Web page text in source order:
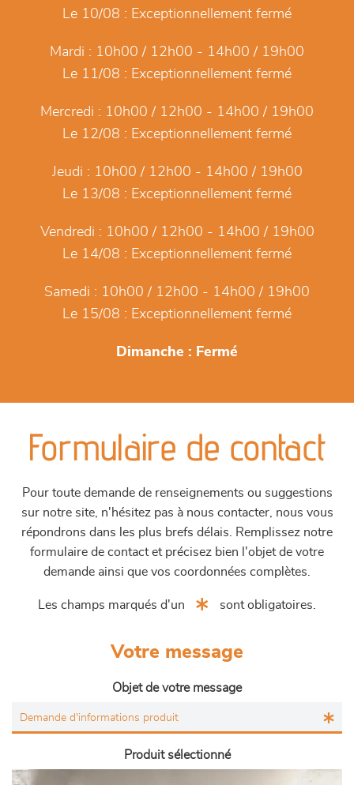
Le 10/08 : Exceptionnellement fermé
Mardi : 10h00 / 12h00 - 14h00 / 19h00
Le 11/08 : Exceptionnellement fermé
Mercredi : 10h00 / 12h00 - 14h00 / 19h00
Le 12/08 : Exceptionnellement fermé
Jeudi : 10h00 / 12h00 - 14h00 / 19h00
Le 13/08 : Exceptionnellement fermé
Vendredi : 10h00 / 12h00 - 14h00 / 19h00
Le 14/08 : Exceptionnellement fermé
Samedi : 10h00 / 12h00 - 14h00 / 19h00
Le 15/08 : Exceptionnellement fermé
Dimanche : Fermé
Formulaire de contact
Pour toute demande de renseignements ou suggestions
sur notre site, n'hésitez pas à nous contacter, nous vous
répondrons dans les plus brefs délais. Remplissez notre
formulaire de contact et précisez bien l'objet de votre
demande ainsi que vos coordonnées complètes.
Les champs marqués d'un sont obligatoires.
Votre message
Objet de votre message
Produit sélectionné